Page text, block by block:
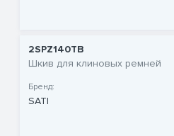
2SPZ140TB
Шкив для клиновых ремней
Бренд:
SATI